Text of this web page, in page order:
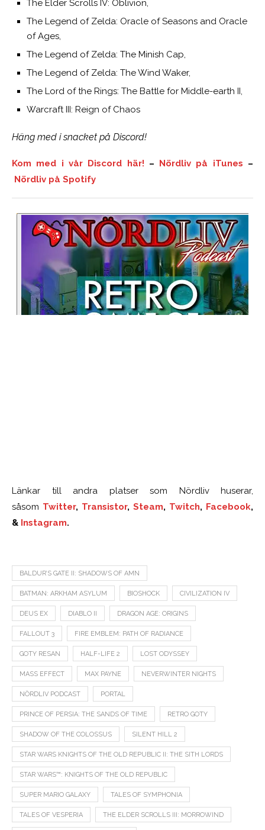
The Elder Scrolls IV: Oblivion,
The Legend of Zelda: Oracle of Seasons and Oracle
of Ages,
The Legend of Zelda: The Minish Cap,
The Legend of Zelda: The Wind Waker,
The Lord of the Rings: The Battle for Middle-earth II,
Warcraft III: Reign of Chaos
Häng med i snacket på Discord!
Kom med i vår Discord här! – Nördliv på iTunes –
Nördliv på Spotify
Länkar till andra platser som Nördliv huserar,
såsom Twitter, Transistor, Steam, Twitch, Facebook,
& Instagram.
BALDUR’S GATE II: SHADOWS OF AMN
BATMAN: ARKHAM ASYLUM BIOSHOCK CIVILIZATION IV
DEUS EX DIABLO II DRAGON AGE: ORIGINS
FALLOUT 3 FIRE EMBLEM: PATH OF RADIANCE
GOTY RESAN HALF-LIFE 2 LOST ODYSSEY
MASS EFFECT MAX PAYNE NEVERWINTER NIGHTS
NÖRDLIV PODCAST PORTAL
PRINCE OF PERSIA: THE SANDS OF TIME RETRO GOTY
SHADOW OF THE COLOSSUS SILENT HILL 2
STAR WARS KNIGHTS OF THE OLD REPUBLIC II: THE SITH LORDS
STAR WARS™: KNIGHTS OF THE OLD REPUBLIC
SUPER MARIO GALAXY TALES OF SYMPHONIA
TALES OF VESPERIA THE ELDER SCROLLS III: MORROWIND